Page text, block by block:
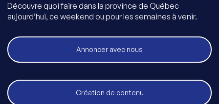
Découvre quoi faire dans la province de Québec
aujourd’hui, ce weekend ou pour les semaines à venir.
Annoncer avec nous
Création de contenu